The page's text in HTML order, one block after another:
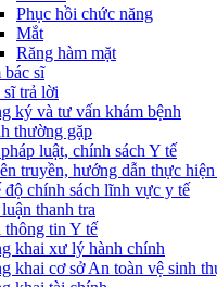
Phục hồi chức năng
Mắt
Răng hàm mặt
bác sĩ
sĩ trả lời
ký và tư vấn khám bệnh
thường gặp
luật, chính sách Y tế
truyền, hướng dẫn thực
độ chính sách lĩnh vực y tế
thanh tra
thông tin Y tế
khai xư lý hành chính
khai cơ sở An toàn vệ sinh